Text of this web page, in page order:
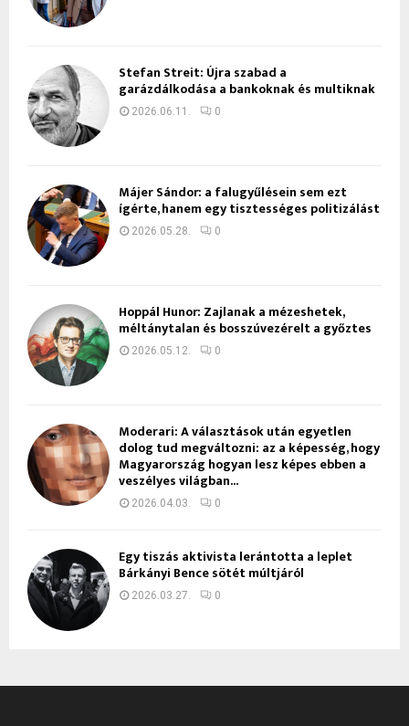
Stefan Streit: Újra szabad a
garázdálkodása a bankoknak és multiknak
2026.06.11. 0
Májer Sándor: a falugyűlésein sem ezt
ígérte, hanem egy tisztességes politizálást
2026.05.28. 0
Hoppál Hunor: Zajlanak a mézeshetek,
méltánytalan és bosszúvezérelt a győztes
2026.05.12. 0
Moderari: A választások után egyetlen
dolog tud megváltozni: az a képesség, hogy
Magyarország hogyan lesz képes ebben a
veszélyes világban...
2026.04.03. 0
Egy tiszás aktivista lerántotta a leplet
Bárkányi Bence sötét múltjáról
2026.03.27. 0